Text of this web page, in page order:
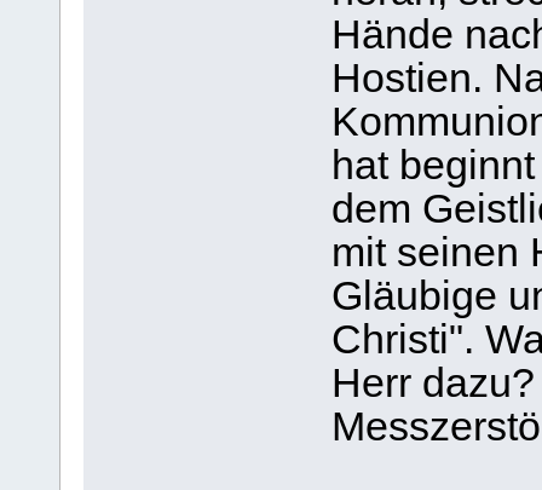
Hände
Hostien.
hat
dem
mit seinen
Gläubige
Christi".
Herr